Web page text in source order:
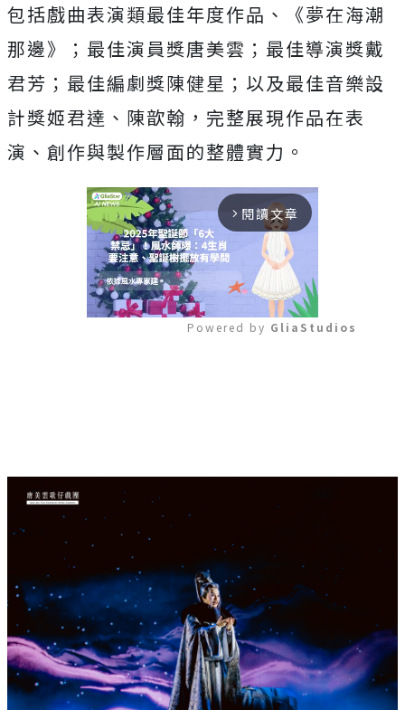
包括戲曲表演類最佳年度作品、《夢在海潮
那邊》；最佳演員獎唐美雲；最佳導演獎戴
君芳；最佳編劇獎陳健星；以及最佳音樂設
計獎姬君達、陳歆翰，完整展現作品在表
演、創作與製作層面的整體實力。
arrow_forward_ios 閱讀文章
Powered by GliaStudios